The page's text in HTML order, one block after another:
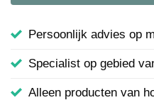
Persoonlijk advies op
Specialist op gebied
Alleen producten van